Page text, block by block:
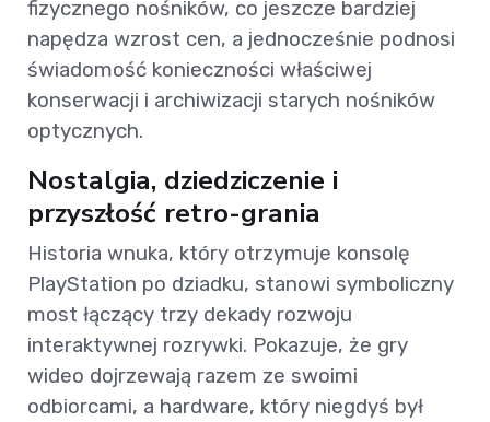
fizycznego nośników, co jeszcze bardziej
napędza wzrost cen, a jednocześnie podnosi
świadomość konieczności właściwej
konserwacji i archiwizacji starych nośników
optycznych.
Nostalgia, dziedziczenie i
przyszłość retro-grania
Historia wnuka, który otrzymuje konsolę
PlayStation po dziadku, stanowi symboliczny
most łączący trzy dekady rozwoju
interaktywnej rozrywki. Pokazuje, że gry
wideo dojrzewają razem ze swoimi
odbiorcami, a hardware, który niegdyś był